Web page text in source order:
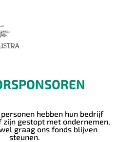
personen hebben hun bedrijf
gestopt met ondernemen,
graag ons fonds blijven
steunen.